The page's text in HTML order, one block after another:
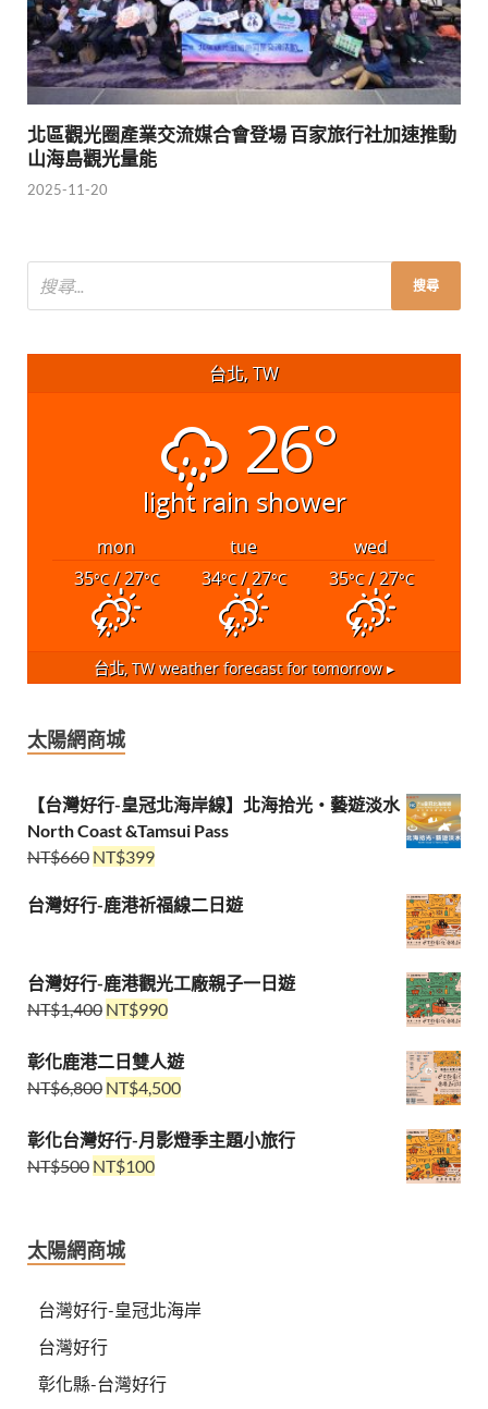
北區觀光圈產業交流媒合會登場 百家旅行社加速推動
山海島觀光量能
2025-11-20
台北, TW
26°
light rain shower
mon tue
wed
35°C/ 27°C 34°C/ 27°C 35°C/ 27°C
台北, TWweather forecast for tomorrow ▸
太陽網商城
【台灣好行-皇冠北海岸線】北海拾光・藝遊淡水
North Coast &Tamsui Pass
NT$660 NT$399
台灣好行-鹿港祈福線二日遊
台灣好行-鹿港觀光工廠親子一日遊
NT$1,400 NT$990
彰化鹿港二日雙人遊
NT$6,800 NT$4,500
彰化台灣好行-月影燈季主題小旅行
NT$500 NT$100
太陽網商城
台灣好行-皇冠北海岸
台灣好行
彰化縣-台灣好行